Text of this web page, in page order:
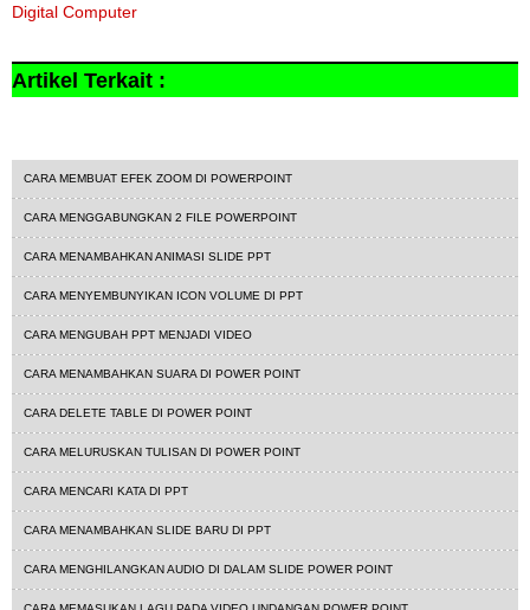
Digital Computer
Artikel Terkait :
CARA MEMBUAT EFEK ZOOM DI POWERPOINT
CARA MENGGABUNGKAN 2 FILE POWERPOINT
CARA MENAMBAHKAN ANIMASI SLIDE PPT
CARA MENYEMBUNYIKAN ICON VOLUME DI PPT
CARA MENGUBAH PPT MENJADI VIDEO
CARA MENAMBAHKAN SUARA DI POWER POINT
CARA DELETE TABLE DI POWER POINT
CARA MELURUSKAN TULISAN DI POWER POINT
CARA MENCARI KATA DI PPT
CARA MENAMBAHKAN SLIDE BARU DI PPT
CARA MENGHILANGKAN AUDIO DI DALAM SLIDE POWER POINT